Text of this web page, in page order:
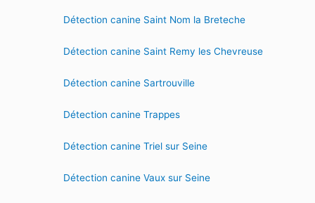
Détection canine Saint Nom la Breteche
Détection canine Saint Remy les Chevreuse
Détection canine Sartrouville
Détection canine Trappes
Détection canine Triel sur Seine
Détection canine Vaux sur Seine